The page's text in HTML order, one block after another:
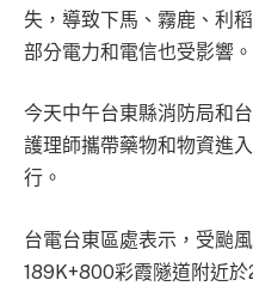
失，導致下馬、霧鹿、利
部分電力和電信也受影響。
今天中午台東縣消防局和
護理師攜帶藥物和物資進
行。
台電台東區處表示，受颱
189K+800彩霞隧道附近